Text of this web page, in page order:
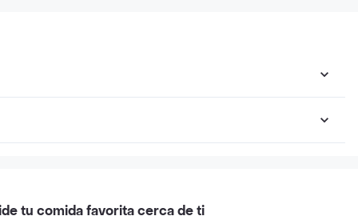
tu comida favorita cerca de ti